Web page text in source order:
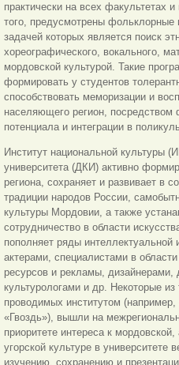
практически на всех факультетах
того, предусмотрены фольклорные
задачей которых является поиск
хореографического, вокального,
мордовской культурой. Такие
формировать у студентов
способствовать меморизации и
населяющего регион, посредством
потенциала и интеграции в
Институт национальной культуры
университета (ДКИ) активно
региона, сохраняет и развивает в
традиции народов России,
культуры Мордовии, а также
сотрудничество в области
пополняет ряды интеллектуальной
актерами, специалистами в
ресурсов и рекламы, дизайнерами,
культурологами и др. Некоторые из
проводимых институтом
«Гвоздь»), вышли на
приоритете интереса к
угорской культуре в университете
изучению, сохранению и